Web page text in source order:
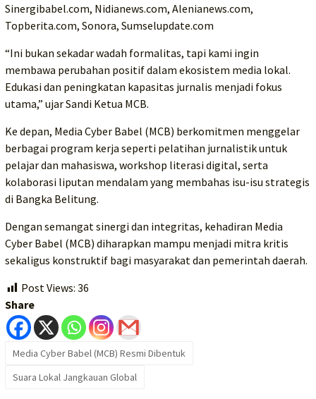
Sinergibabel.com, Nidianews.com, Alenianews.com,
Topberita.com, Sonora, Sumselupdate.com
“Ini bukan sekadar wadah formalitas, tapi kami ingin
membawa perubahan positif dalam ekosistem media lokal.
Edukasi dan peningkatan kapasitas jurnalis menjadi fokus
utama,” ujar Sandi Ketua MCB.
Ke depan, Media Cyber Babel (MCB) berkomitmen menggelar
berbagai program kerja seperti pelatihan jurnalistik untuk
pelajar dan mahasiswa, workshop literasi digital, serta
kolaborasi liputan mendalam yang membahas isu-isu strategis
di Bangka Belitung.
Dengan semangat sinergi dan integritas, kehadiran Media
Cyber Babel (MCB) diharapkan mampu menjadi mitra kritis
sekaligus konstruktif bagi masyarakat dan pemerintah daerah.
Post Views: 36
Share
Media Cyber Babel (MCB) Resmi Dibentuk
Suara Lokal Jangkauan Global